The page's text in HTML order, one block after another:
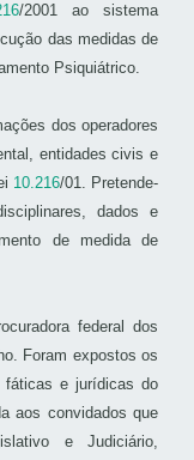
/2001 ao sistema
das medidas de
Psiquiátrico.
dos operadores
entidades civis e
10.216/01. Pretende-
dados e
de medida de
federal dos
Foram expostos os
fáticas e jurídicas do
aos convidados que
e Judiciário,